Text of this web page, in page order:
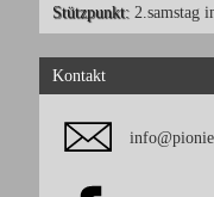
Stützpunkt:2.samstag
Kontakt